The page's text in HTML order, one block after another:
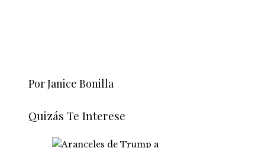
Por Janice Bonilla
Quizás Te Interese